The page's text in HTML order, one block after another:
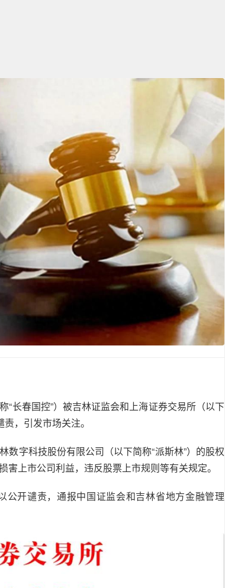
长春国控”）被吉林证监会和上海证券交易所（以下
，引发市场关注。
字科技股份有限公司（以下简称“派斯林”）的股权
上市公司利益，违反股票上市规则等有关规定。
开谴责，通报中国证监会和吉林省地方金融管理